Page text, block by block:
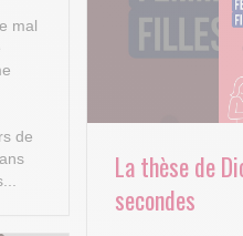
Notre plateforme vous
mal
de
La thèse de
secondes